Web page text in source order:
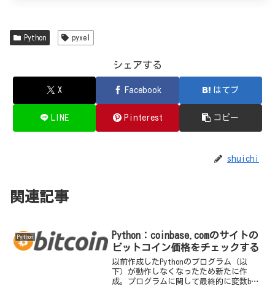
Python pyxel
シェアする
X Facebook はてブ
LINE Pinterest コピー
shuichi
関連記事
Python
Python：coinbase.comのサイトの
ビットコイン価格をチェックする
以前作成したPythonのプログラム（以
下）が動作しなくなったため新たに作
成。プログラムに関して最終的に変数btc